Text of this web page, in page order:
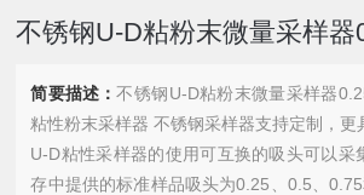
不锈钢U-D粘粉末微量采样器
简要描述：不锈钢U-D粘粉末微量采样器
粘性粉末采样器 不锈钢采样器支持定制，更
U-D粘性采样器的使用可互换的吸头可以采
存中提供的标准样品吸头为0.25、0.5、0.75